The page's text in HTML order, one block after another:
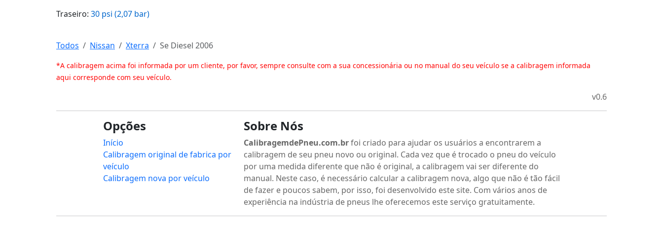
Traseiro: 30 psi (2,07 bar)
Todos Nissan Xterra Se Diesel 2006
*A calibragem acima foi informada por um cliente, por favor, sempre consulte com a sua concessionária ou no manual do seu veículo se a calibragem informada
aqui corresponde com seu veículo.
v0.6
Opções
Início
Calibragem original de fabrica por
veículo
Calibragem nova por veículo
Sobre Nós
CalibragemdePneu.com.brfoi criado para ajudar os usuários a encontrarem a
calibragem de seu pneu novo ou original. Cada vez que é trocado o pneu do veículo
por uma medida diferente que não é original, a calibragem vai ser diferente do
manual. Neste caso, é necessário calcular a calibragem nova, algo que não é tão fácil
de fazer e poucos sabem, por isso, foi desenvolvido este site. Com vários anos de
experiência na indústria de pneus lhe oferecemos este serviço gratuitamente.